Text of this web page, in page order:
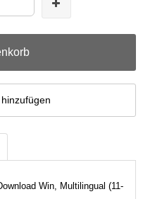
Win, Multilingual (11-